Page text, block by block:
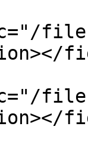
files/